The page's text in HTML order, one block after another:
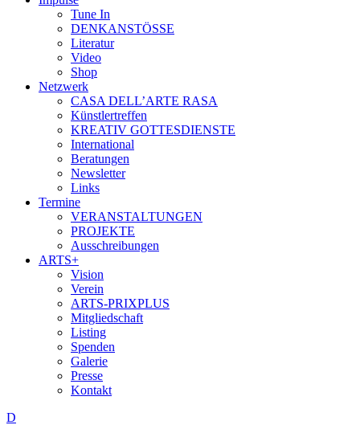
Tune In
DENKANSTÖSSE
Literatur
Video
Shop
Netzwerk
CASA DELL’ARTE RASA
Künstlertreffen
KREATIV GOTTESDIENSTE
International
Beratungen
Newsletter
Links
Termine
VERANSTALTUNGEN
PROJEKTE
Ausschreibungen
ARTS+
Vision
Verein
ARTS-PRIXPLUS
Mitgliedschaft
Listing
Spenden
Galerie
Presse
Kontakt
D